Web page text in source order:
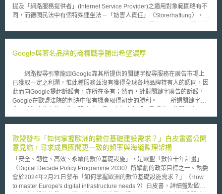
手駕駛，則自動駕駛系統（Automated Driving System, ADS）啟動時，坐
在車內駕駛座之自然人即為UIC。 （3）對於不需要UIC車輛（No User-In-
Charge, NUIC）營運平台業者，以及合法自駕車業者（Authorized Self-
務穩健，必須向主管機關提交安全案例（safety cases）等。 （4）因
造成車禍及損傷，不需先經確認有無人為故意過失，即可先行以保險進行賠
向車廠求償。 （5）而為了幫助事故調查、釐清責任，自駕車相關資料之持
有者（如ASDE）應將相關資料保存3年又3個月，以配合侵權行為之法律請
求權時效。 本分報告綜合各方意見，以務實之態度提出具體修法建
議，深具參考價值，值得我國深入研析。
提及「網路服務提供者」(Internet Service Provider)之適用對象範圍略有不
同，而德國民法中有個特殊連坐法－「妨害人責任」（Störerhaftung），所
體法未規定之特定情形下，「網路服務提供者」應對他人透過其網路所從事
間、飯店大廳不願提供免費無線網絡，同時又讓大型咖啡連鎖店如星巴克，
也不怕支付高額律師費用，小型咖啡館就無法承擔這個風險，只能無奈面對
客人轉向大型咖啡連鎖店消費的困境。根據原德國電信媒體法規定，咖啡館
業主和其他網路熱點設立者所提供網路服務的方式將可能收到律師的警告
函，告知他們不得再為非法下載者提供網路接取服務。 德國聯邦議院
(Deutscher Bundestag)於2016年6月初經過激烈的辯論後，通過電信媒體
路服務提供者」之「妨害人責任」(Störerhaftung)，使德國的免費無線網絡
Google與著名品牌的商標戰爭勝出希望濃厚
網路搜尋引擎龍頭Google靠其所提供的關鍵字搜尋服務在廣告市場上
已獲取一定之利潤，惟此種服務並沒有獲得全球各地品牌持有人的認同，因
此而向Google提起訴訟者，亦所在多有；然而，針對關鍵字廣告的訴訟，
Google在歐盟法院的判決中很有機會取得初步的勝利。 所謂關鍵字廣
（Keyword Triggers），該關鍵字可設定為品牌之名稱，亦即當一般民眾使
該關鍵字的廣告主網站訊息，只是同樣的關鍵字也有可能為競爭對手甚或商
品仿冒者所使用；換言之，民眾輸入特定品牌名稱並點擊「搜尋」之後，搜
尋結果將有可能同時出現品牌持有人、競爭對手，或是仿冒者三種不同角
色。從而包含Louis Vuitton在內的歐洲知名精品商，相繼以此理由向
Google提起訴訟，強調該項服務使廣告主不需經商標權人允許即可使用其
商標，Google係已侵害其商標權。 對此，歐盟法院顧問卻認為，廣告
主選擇特定關鍵字之後並非直接產生商品販售或是服務提供的行為，亦即使
歐盟發布「如何掌握歐洲的數位基礎建設需求？」白皮書暨公開
意見諮，尋求成員國間更一致的頻率與海纜監理架構
「安全、韌性、高效、永續的數位基礎設施」，是歐盟「數位十年計畫」
（Digital Decade Policy Programme 2030）所擘劃的政策目標之一。執委
會於2024年2月21日發布「如何掌握歐洲的數位基礎設施需求？」（How
to master Europe's digital infrastructure needs ?）白皮書，詳細盤點歐盟